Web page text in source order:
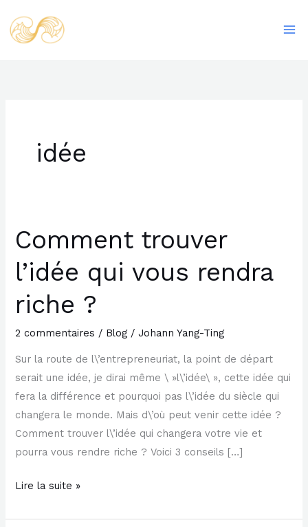
au
contenu
idée
Comment trouver
l’idée qui vous rendra
riche ?
2 commentaires / Blog /Johann Yang-Ting
Sur la route de l\’entrepreneuriat, la point de départ
serait une idée, je dirai même \ »l\’idée\ », cette idée qui
fera la différence et pourquoi pas l\’idée du siècle qui
changera le monde. Mais d\’où peut venir cette idée ?
Comment trouver l\’idée qui changera votre vie et
pourra vous rendre riche ? Voici 3 conseils […]
Comment
trouver
l’idée
vous
?
Lire la suite »